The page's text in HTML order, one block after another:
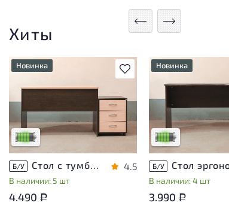
Хиты
В избранное
Новинка
незначительные следы
эксплуатации, не влияющие
использования
Низкая степень износа
Б/У
В наличии: 5 шт
4.5
4.490 Р
Новинка
У товара
незначительные
эксплуатации, не
на удобство его
использования
Низкая степень
Б/У
В наличии: 4 шт
3.990 Р